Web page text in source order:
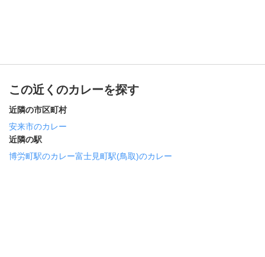
この近くのカレーを探す
近隣の市区町村
安来市のカレー
近隣の駅
博労町駅のカレー富士見町駅(鳥取)のカレー